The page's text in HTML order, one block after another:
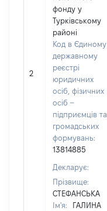
2
фонду у
Турківському
районі
Код в Єдиному
державному
реєстрі
юридичних
осіб, фізичних
осіб –
підприємців та
громадських
формувань:
13814885
Декларує:
Прізвище:
СТЕФАНСЬКА
Ім'я:
ГАЛИНА